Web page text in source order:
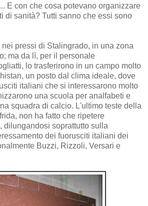
E con che cosa potevano organizzare
di sanità? Tutti sanno che essi sono
nei pressi di Stalingrado, in una zona
ma da lì, per il personale
lo trasferirono in un campo molto
un posto dal clima ideale, dove
italiani che si interessarono molto
una scuola per analfabeti e
squadra di calcio. L'ultimo teste della
non ha fatto che ripetere
dilungandosi soprattutto sulla
dei fuorusciti italiani dei
Buzzi, Rizzoli, Versari e